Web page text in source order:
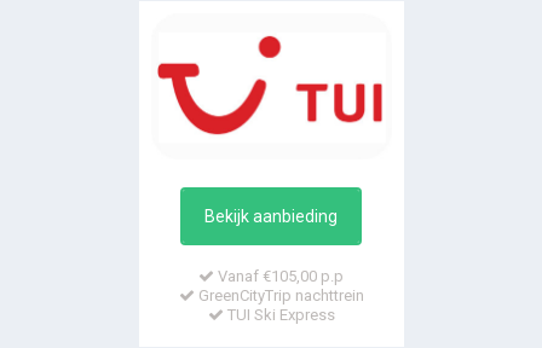
Bekijk aanbieding
Vanaf €105,00 p.p
GreenCityTrip nachttrein
TUI Ski Express